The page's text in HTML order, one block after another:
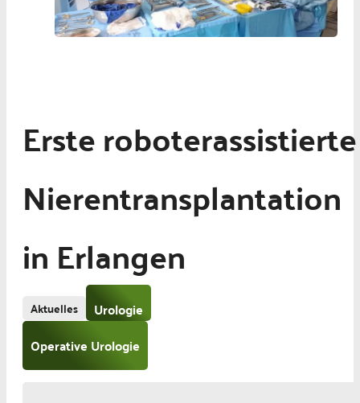
Erste roboterassistierte
Nierentransplantation
in Erlangen
Aktuelles
Urologie
Operative Urologie